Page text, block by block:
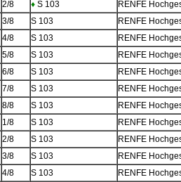
2/8 ♦ S 103 RENFE
3/8 S 103 RENFE
4/8 S 103 RENFE
5/8 S 103 RENFE
6/8 S 103 RENFE
7/8 S 103 RENFE
8/8 S 103 RENFE
1/8 S 103 RENFE
2/8 S 103 RENFE
3/8 S 103 RENFE
4/8 S 103 RENFE